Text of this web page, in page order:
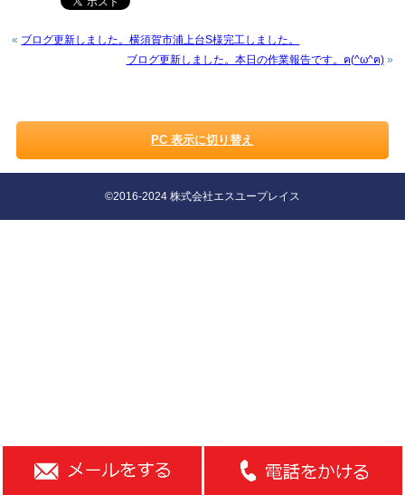
« ブログ更新しました。横須賀市浦上台S様完工しました。
ブログ更新しました。本日の作業報告です。ฅ(^ω^ฅ)»
PC 表示に切り替え
©2016-2024 株式会社エスユープレイス